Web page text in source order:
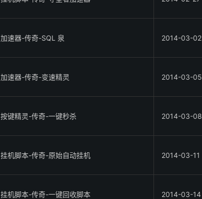
加速器-传奇-SQL 泉 2014-03-02
加速器-传奇-变速精灵 2014-03-05
按键精灵-传奇-一键秒杀 2014-03-08
挂机脚本-传奇-原始自动挂机 2014-03-11
挂机脚本-传奇-一键回收脚本 2014-03-14